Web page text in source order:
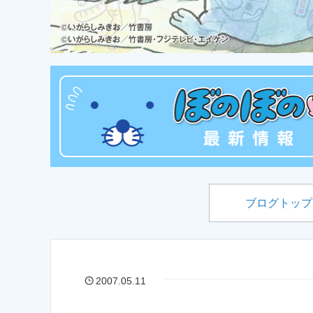
ブログトップ
2007.05.11